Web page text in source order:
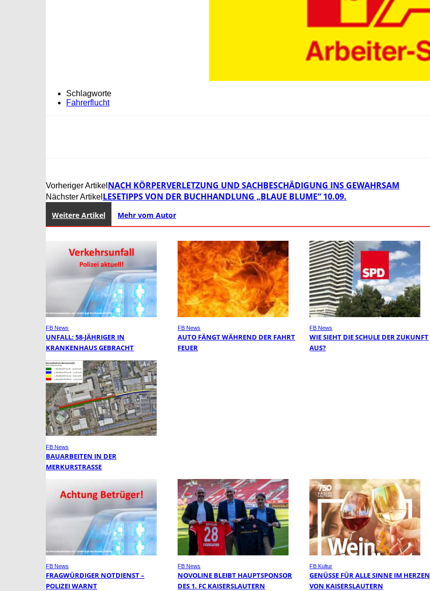
Schlagworte
Fahrerflucht
Vorheriger Artikel NACH KÖRPERVERLETZUNG UND SACHBESCHÄDIGUNG INS GEWAHRSAM
Nächster Artikel LESETIPPS VON DER BUCHHANDLUNG „BLAUE BLUME“ 10.09.
Weitere Artikel Mehr vom Autor
FB News
UNFALL: 58-JÄHRIGER IN
KRANKENHAUS GEBRACHT
FB News
AUTO FÄNGT WÄHREND DER FAHRT
FEUER
FB News
WIE SIEHT DIE SCHULE DER ZUKUNFT
AUS?
FB News
BAUARBEITEN IN DER
MERKURSTRASSE
FB News
FRAGWÜRDIGER NOTDIENST –
POLIZEI WARNT
FB News
NOVOLINE BLEIBT HAUPTSPONSOR
DES 1. FC KAISERSLAUTERN
FB Kultur
GENÜSSE FÜR ALLE SINNE IM HERZEN
VON KAISERSLAUTERN